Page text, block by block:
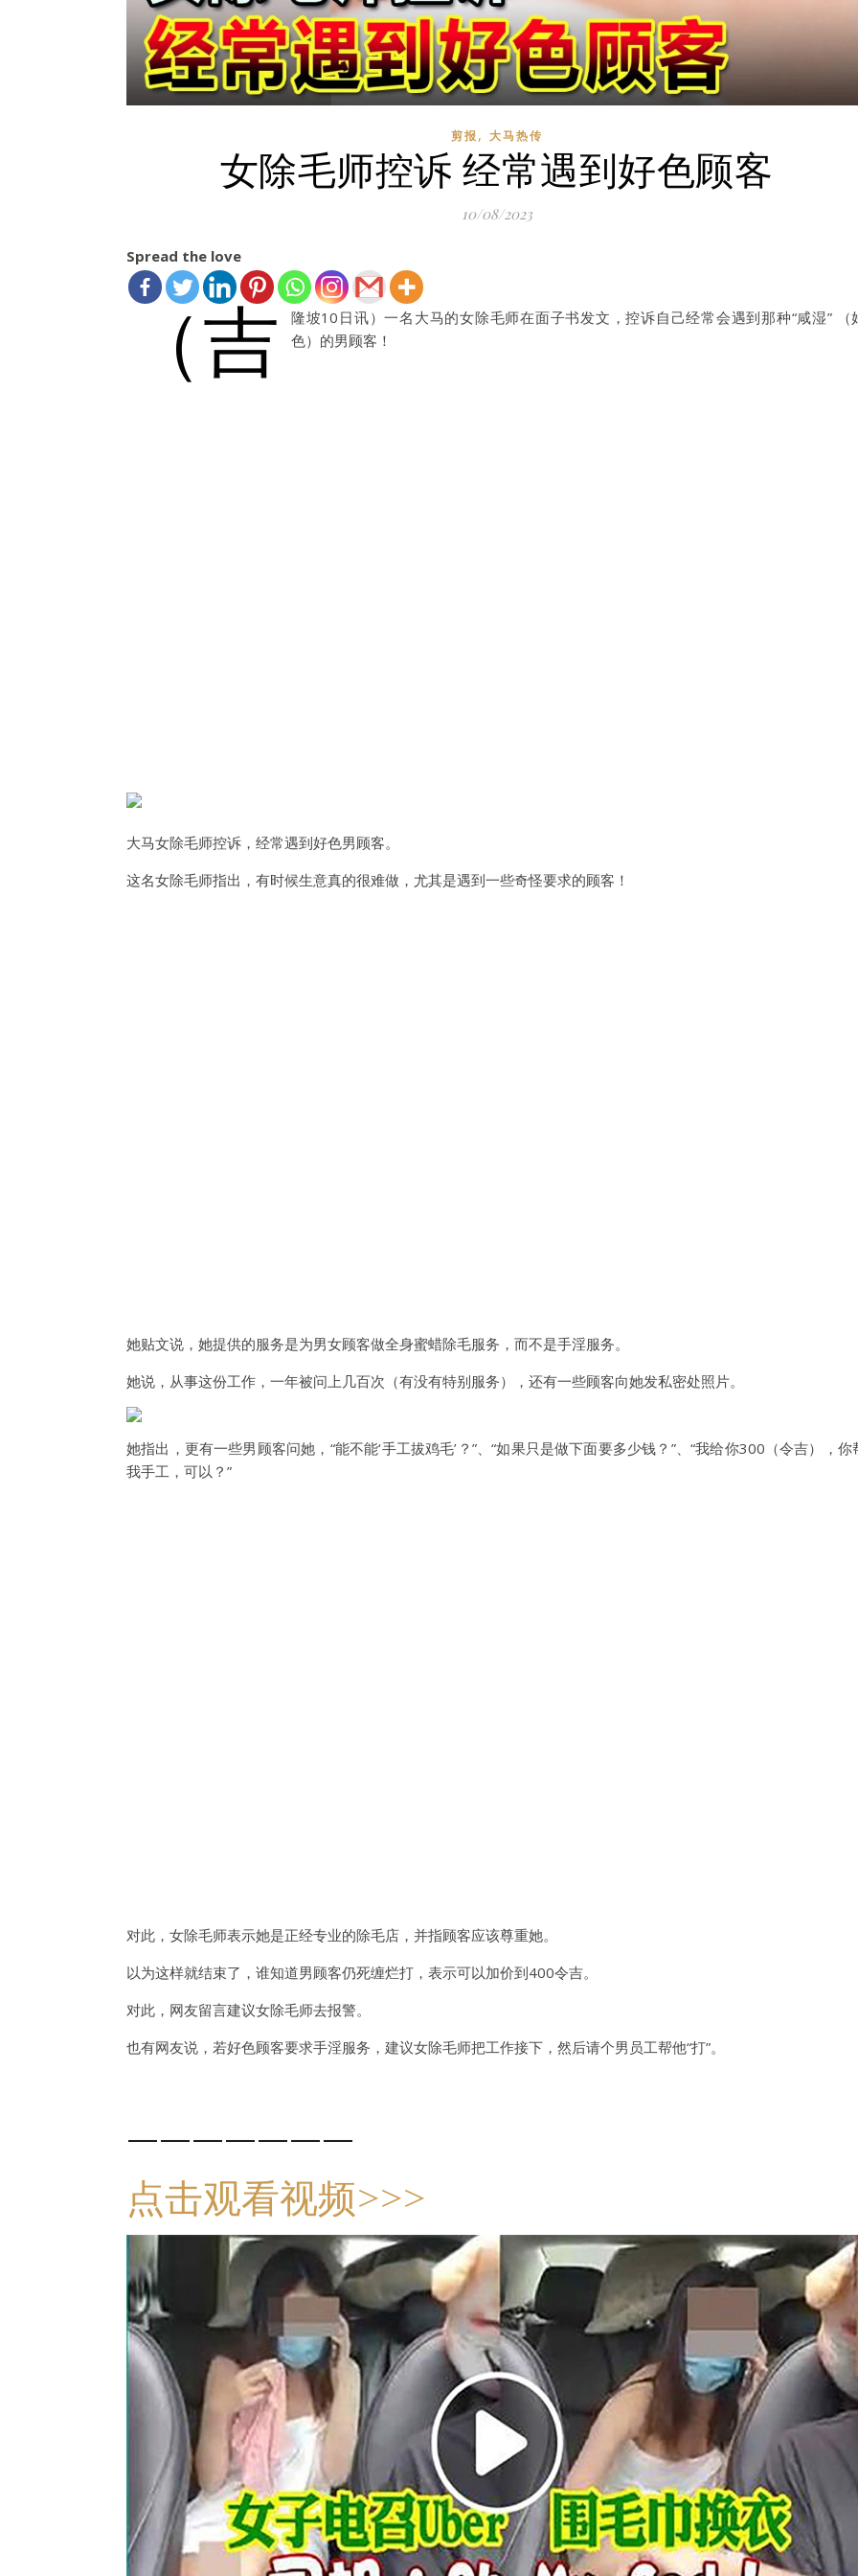
剪报, 大马热传
女除毛师控诉 经常遇到好色顾客
10/08/2023
Spread the love
（吉
隆坡10日讯）一名大马的女除毛师在面子书发文，控诉自己经常会遇到那种“咸湿” （
色）的男顾客！
大马女除毛师控诉，经常遇到好色男顾客。
这名女除毛师指出，有时候生意真的很难做，尤其是遇到一些奇怪要求的顾客！
她贴文说，她提供的服务是为男女顾客做全身蜜蜡除毛服务，而不是手淫服务。
她说，从事这份工作，一年被问上几百次（有没有特别服务），还有一些顾客向她发私密处照片。
她指出，更有一些男顾客问她，“能不能‘手工拔鸡毛’？”、“如果只是做下面要多少钱？”、“我给你300（令吉），你
我手工，可以？”
对此，女除毛师表示她是正经专业的除毛店，并指顾客应该尊重她。
以为这样就结束了，谁知道男顾客仍死缠烂打，表示可以加价到400令吉。
对此，网友留言建议女除毛师去报警。
也有网友说，若好色顾客要求手淫服务，建议女除毛师把工作接下，然后请个男员工帮他“打”。
———————
点击观看视频>>>